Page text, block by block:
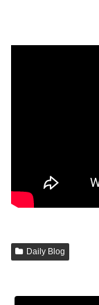
Daily Blog